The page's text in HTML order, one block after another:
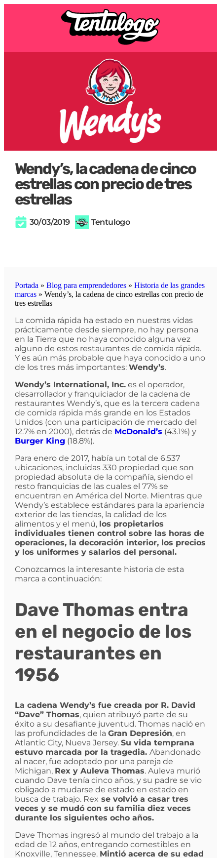
Wendy’s, la cadena de cinco
estrellas con precio de tres
estrellas
30/03/2019 Tentulogo
Portada » Blog para emprendedores» Historia de las grandes
marcas» Wendy’s, la cadena de cinco estrellas con precio de
tres estrellas
La comida rápida ha estado en nuestras vidas
prácticamente desde siempre, no hay persona
en la Tierra que no haya conocido alguna vez
alguno de estos restaurantes de comida rápida.
Y es aún más probable que haya conocido a uno
de los tres más importantes: Wendy’s.
Wendy’s International, Inc.es el operador,
desarrollador y franquiciador de la cadena de
restaurantes Wendy’s, que es la tercera cadena
de comida rápida más grande en los Estados
Unidos (con una participación de mercado del
12.7% en 2000), detrás de McDonald’s (43.1%) y
Burger King (18.8%).
Para enero de 2017, había un total de 6.537
ubicaciones, incluidas 330 propiedad que son
propiedad absoluta de la compañía, siendo el
resto franquicias de las cuales el 77% se
encuentran en América del Norte. Mientras que
Wendy’s establece estándares para la apariencia
exterior de las tiendas, la calidad de los
alimentos y el menú, los propietarios
individuales tienen control sobre las horas de
operaciones, la decoración interior, los precios
y los uniformes y salarios del personal.
Conozcamos la interesante historia de esta
marca a continuación:
Dave Thomas entra
en el negocio de los
restaurantes en
1956
La cadena Wendy’s fue creada por R. David
“Dave” Thomas, quien atribuyó parte de su
éxito a su desafiante juventud. Thomas nació en
las profundidades de la Gran Depresión, en
Atlantic City, Nueva Jersey. Su vida temprana
estuvo marcada por la tragedia. Abandonado
al nacer, fue adoptado por una pareja de
Michigan, Rex y Auleva Thomas. Auleva murió
cuando Dave tenía cinco años, y su padre se vio
obligado a mudarse de estado en estado en
busca de trabajo. Rex se volvió a casar tres
veces y se mudó con su familia diez veces
durante los siguientes ocho años.
Dave Thomas ingresó al mundo del trabajo a la
edad de 12 años, entregando comestibles en
Knoxville, Tennessee. Mintió acerca de su edad